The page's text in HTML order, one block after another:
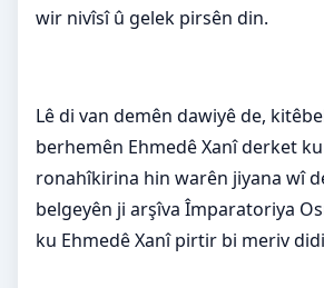
wir nivîsî û gelek pirsên din.
Lê di van demên dawiyê de,
berhemên Ehmedê Xanî derket
ronahîkirina hin warên jiyana wî
belgeyên ji arşîva Împaratoriya
ku Ehmedê Xanî pirtir bi meriv